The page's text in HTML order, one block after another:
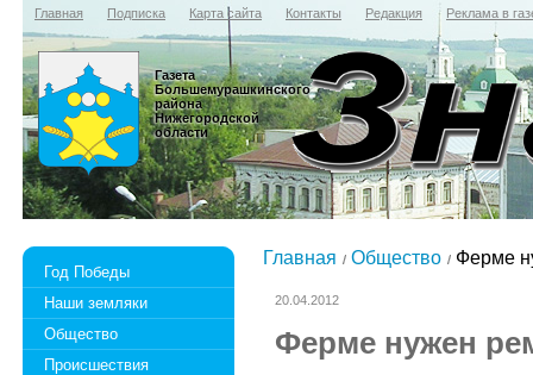
Главная Подписка Карта сайта Контакты Редакция Реклама в
Газета
Большемурашкинского
района
Нижегородской
области
Год Победы
Наши земляки
Общество
Происшествия
Главная Общество Ферме
20.04.2012
Ферме нужен